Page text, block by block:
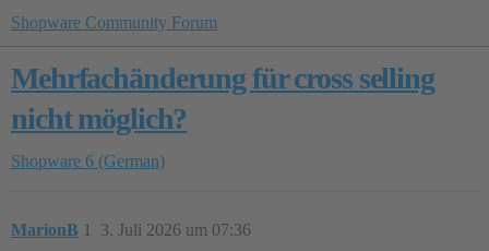
Shopware Community Forum
Mehrfachänderung für cross selling
nicht möglich?
Shopware 6 (German)
MarionB 3. Juli 2026 um 07:36
1